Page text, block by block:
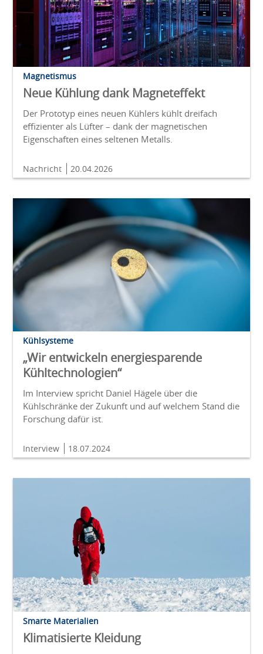
Magnetismus
Neue Kühlung dank Magneteffekt
Der Prototyp eines neuen Kühlers kühlt dreifach
effizienter als Lüfter – dank der magnetischen
Eigenschaften eines seltenen Metalls.
Nachricht 20.04.2026
Kühlsysteme
„Wir entwickeln energiesparende
Kühltechnologien“
Im Interview spricht Daniel Hägele über die
Kühlschränke der Zukunft und auf welchem Stand die
Forschung dafür ist.
Interview 18.07.2024
Smarte Materialien
Klimatisierte Kleidung